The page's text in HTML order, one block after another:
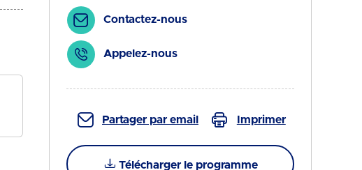
Contactez-nous
Appelez-nous
Partager par email Imprimer
Télécharger le programme